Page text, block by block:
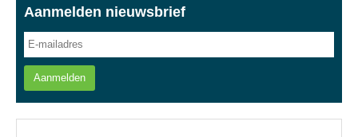
Aanmelden nieuwsbrief
Aanmelden